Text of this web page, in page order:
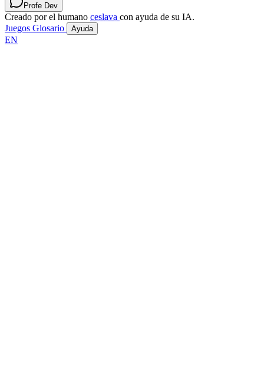
Profe Dev
Creado por el humano ceslava con ayuda de su IA.
Juegos Glosario Ayuda
EN